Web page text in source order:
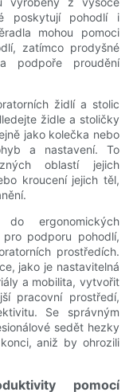
poskytují pohodlí i
mohou pomoci
zatímco prodyšné
podpoře proudění
židlí a stolic
židle a stoličky
jako kolečka nebo
a nastavení. To
oblastí jejich
kroucení jejich těl,
ergonomických
podporu pohodlí,
prostředích.
jako je nastavitelná
a mobilita, vytvořit
pracovní prostředí,
Se správným
sedět hezky
aniž by ohrozili
pomocí